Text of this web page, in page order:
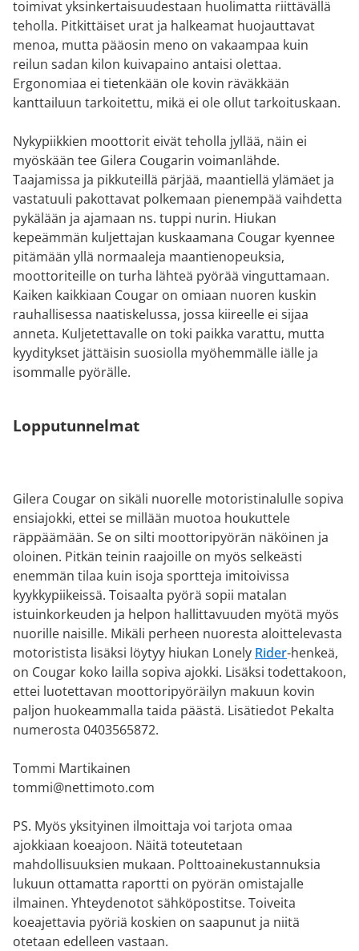
toimivat yksinkertaisuudestaan huolimatta riittävällä
teholla. Pitkittäiset urat ja halkeamat huojauttavat
menoa, mutta pääosin meno on vakaampaa kuin
reilun sadan kilon kuivapaino antaisi olettaa.
Ergonomiaa ei tietenkään ole kovin räväkkään
kanttailuun tarkoitettu, mikä ei ole ollut tarkoituskaan.
Nykypiikkien moottorit eivät teholla jyllää, näin ei
myöskään tee Gilera Cougarin voimanlähde.
Taajamissa ja pikkuteillä pärjää, maantiellä ylämäet ja
vastatuuli pakottavat polkemaan pienempää vaihdetta
pykälään ja ajamaan ns. tuppi nurin. Hiukan
kepeämmän kuljettajan kuskaamana Cougar kyennee
pitämään yllä normaaleja maantienopeuksia,
moottoriteille on turha lähteä pyörää vinguttamaan.
Kaiken kaikkiaan Cougar on omiaan nuoren kuskin
rauhallisessa naatiskelussa, jossa kiireelle ei sijaa
anneta. Kuljetettavalle on toki paikka varattu, mutta
kyyditykset jättäisin suosiolla myöhemmälle iälle ja
isommalle pyörälle.
Lopputunnelmat
Gilera Cougar on sikäli nuorelle motoristinalulle sopiva
ensiajokki, ettei se millään muotoa houkuttele
räppäämään. Se on silti moottoripyörän näköinen ja
oloinen. Pitkän teinin raajoille on myös selkeästi
enemmän tilaa kuin isoja sportteja imitoivissa
kyykkypiikeissä. Toisaalta pyörä sopii matalan
istuinkorkeuden ja helpon hallittavuuden myötä myös
nuorille naisille. Mikäli perheen nuoresta aloittelevasta
motoristista lisäksi löytyy hiukan Lonely Rider-henkeä,
on Cougar koko lailla sopiva ajokki. Lisäksi todettakoon,
ettei luotettavan moottoripyöräilyn makuun kovin
paljon huokeammalla taida päästä. Lisätiedot Pekalta
numerosta 0403565872.
Tommi Martikainen
tommi@nettimoto.com
PS. Myös yksityinen ilmoittaja voi tarjota omaa
ajokkiaan koeajoon. Näitä toteutetaan
mahdollisuuksien mukaan. Polttoainekustannuksia
lukuun ottamatta raportti on pyörän omistajalle
ilmainen. Yhteydenotot sähköpostitse. Toiveita
koeajettavia pyöriä koskien on saapunut ja niitä
otetaan edelleen vastaan.